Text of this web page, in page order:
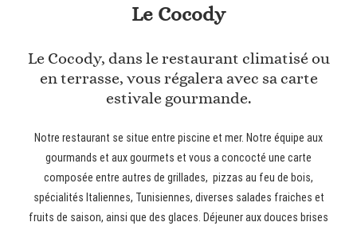
Le Cocody
Le Cocody, dans le restaurant climatisé ou
en terrasse, vous régalera avec sa carte
estivale gourmande.
Notre restaurant se situe entre piscine et mer. Notre équipe aux
gourmands et aux gourmets et vous a concocté une carte
composée entre autres de grillades, pizzas au feu de bois,
spécialités Italiennes, Tunisiennes, diverses salades fraiches et
fruits de saison, ainsi que des glaces. Déjeuner aux douces brises